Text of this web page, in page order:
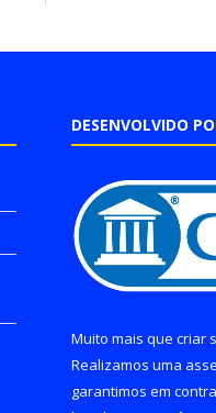
DESENVOLVIDO
Muito mais que criar
Realizamos uma
garantimos em